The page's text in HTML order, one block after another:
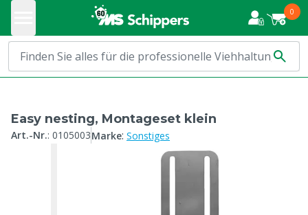
0
Easy nesting, Montageset klein
Art.-Nr.: 0105003Marke: Sonstiges